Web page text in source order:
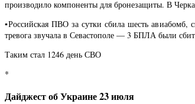
производило компоненты для бронезащиты. В
▪️Российская ПВО за сутки сбила шесть
тревога звучала в Севастополе — 3 БПЛА были
Таким стал 1246 день СВО
*
Дайджест об Украине 23 июля